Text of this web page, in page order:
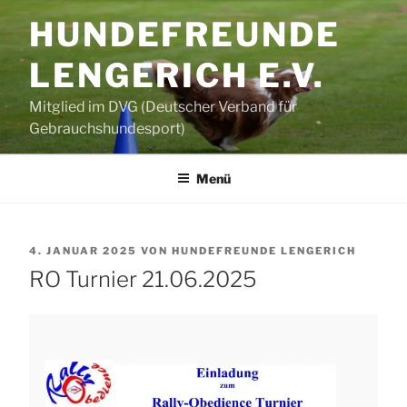
Inhalt
springenHUNDEFREUNDE
LENGERICH E.V.
Mitglied im DVG (Deutscher Verband für
Gebrauchshundesport)
Menü
VERÖFFENTLICHT
AM
4. JANUAR 2025 VON HUNDEFREUNDE LENGERICH
RO Turnier 21.06.2025